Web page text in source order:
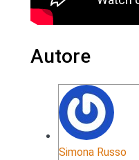
Autore
Simona Russo